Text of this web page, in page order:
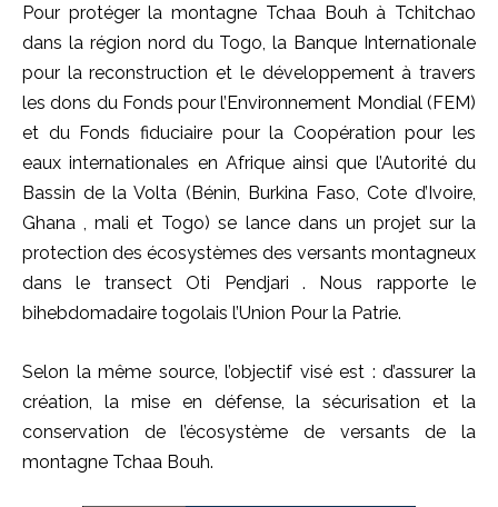
Pour protéger la montagne Tchaa Bouh à Tchitchao
dans la région nord du Togo, la Banque Internationale
pour la reconstruction et le développement à travers
les dons du Fonds pour l’Environnement Mondial (FEM)
et du Fonds fiduciaire pour la Coopération pour les
eaux internationales en Afrique ainsi que l’Autorité du
Bassin de la Volta (Bénin, Burkina Faso, Cote d’Ivoire,
Ghana , mali et Togo) se lance dans un projet sur la
protection des écosystèmes des versants montagneux
dans le transect Oti Pendjari . Nous rapporte le
bihebdomadaire togolais l’Union Pour la Patrie.
Selon la même source, l’objectif visé est : d’assurer la
création, la mise en défense, la sécurisation et la
conservation de l’écosystème de versants de la
montagne Tchaa Bouh.